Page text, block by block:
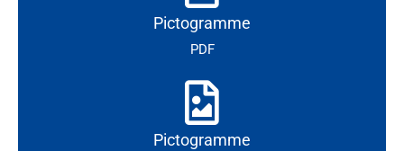
Pictogramme
PDF
Pictogramme